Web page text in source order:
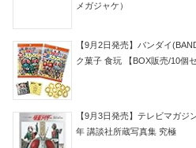
メガジャケ）
【9月2日発売】バンダイ
ク菓子 食玩 【BOX販売/10個セ
【9月3日発売】テレビマガ
年 講談社所蔵写真集 究極